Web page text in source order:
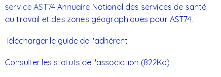
service AST74Annuaire National des services de santé
au travail et des zones géographiques pour AST74.
Télécharger le guide de l'adhérent
Consulter les statuts de l'association (822Ko)